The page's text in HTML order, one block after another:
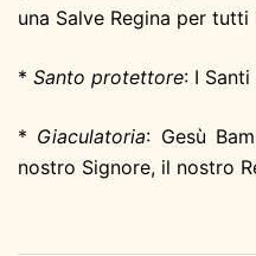
una Salve Regina per
* Santo protettore: I Santi
* Giaculatoria: Gesù
nostro Signore, il nostro